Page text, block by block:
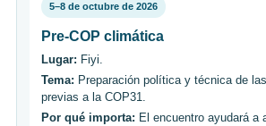
5–8 de octubre de 2026
Pre-COP climática
Lugar: Fiyi.
Tema: Preparación política y técnica de
previas a la COP31.
Por qué importa: El encuentro ayudará a